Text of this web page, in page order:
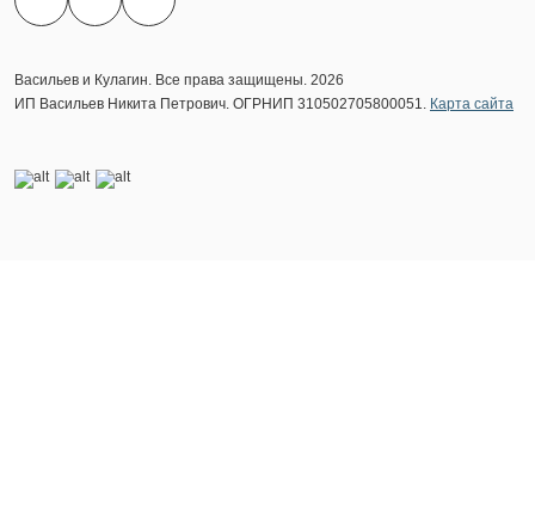
Васильев и Кулагин. Все права защищены. 2026
ИП Васильев Никита Петрович. ОГРНИП 310502705800051. Карта сайта